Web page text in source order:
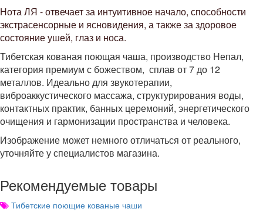
Нота ЛЯ - отвечает за интуитивное начало, способности
экстрасенсорные и ясновидения, а также за здоровое
состояние ушей, глаз и носа.
Тибетская кованая поющая чаша, производство Непал,
категория премиум с божеством, сплав от 7 до 12
металлов. Идеально для звукотерапии,
виброаккустического массажа, структурирования воды,
контактных практик, банных церемоний, энергетического
очищения и гармонизации пространства и человека.
Изображение может немного отличаться от реального,
уточняйте у специалистов магазина.
Рекомендуемые товары
Тибетские поющие кованые чаши